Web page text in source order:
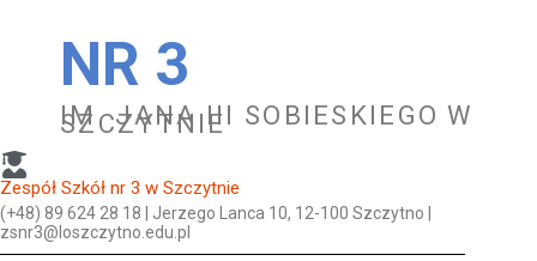
NR 3
IM. JANA III SOBIESKIEGO W
SZCZYTNIE
Zespół Szkół nr 3 w Szczytnie
(+48) 89 624 28 18 | Jerzego Lanca 10, 12-100 Szczytno |
zsnr3@loszczytno.edu.pl